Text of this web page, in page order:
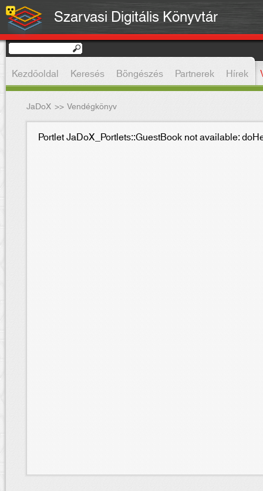
Szarvasi Digitális Könyvtár
Kezdőoldal Keresés Böngészés Partnerek Hírek
JaDoX >>Vendégkönyv
Portlet JaDoX_Portlets::GuestBook not available: